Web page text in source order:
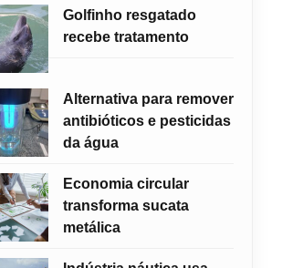
Golfinho resgatado
recebe tratamento
Alternativa para remover
antibióticos e pesticidas
da água
Economia circular
transforma sucata
metálica